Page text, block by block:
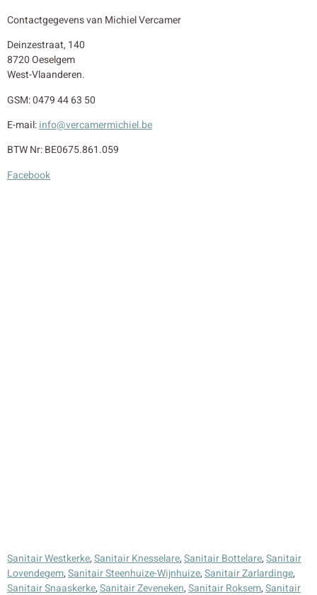
Contactgegevens van Michiel Vercamer
Deinzestraat, 140
8720 Oeselgem
West-Vlaanderen.
GSM: 0479 44 63 50
E-mail:info@vercamermichiel.be
BTW Nr: BE0675.861.059
Facebook
Sanitair Westkerke,Sanitair Knesselare,Sanitair Bottelare,Sanitair
Lovendegem,Sanitair Steenhuize-Wijnhuize,Sanitair Zarlardinge,
Sanitair Snaaskerke,Sanitair Zeveneken,Sanitair Roksem,Sanitair